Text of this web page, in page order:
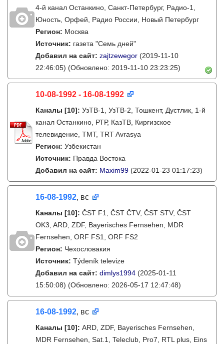
4-й канал Останкино, Санкт-Петербург, Радио-1,
Юность, Орфей, Радио России, Новый Петербург
Регион: Москва
Источник: газета "Семь дней"
Добавил на сайт: zajtzewegor (2019-11-10
22:46:05) (Обновлено: 2019-11-10 23:23:25)
10-08-1992 - 16-08-1992
Каналы [10]: УзТВ-1, УзТВ-2, Тошкент, Дустлик, 1-й
канал Останкино, РТР, КазТВ, Киргизское
телевидение, ТМТ, TRT Avrasya
Регион: Узбекистан
Источник: Правда Востока
Добавил на сайт: Maxim99 (2022-01-23 01:17:23)
16-08-1992, вс
Каналы [10]: ČST F1, ČST ČTV, ČST STV, ČST
OK3, ARD, ZDF, Bayerisches Fernsehen, MDR
Fernsehen, ORF FS1, ORF FS2
Регион: Чехословакия
Источник: Týdeník televize
Добавил на сайт: dimlys1994 (2025-01-11
15:50:08) (Обновлено: 2026-05-17 12:47:48)
16-08-1992, вс
Каналы [10]: ARD, ZDF, Bayerisches Fernsehen,
MDR Fernsehen, Sat.1, Teleclub, Pro7, RTL plus, Eins